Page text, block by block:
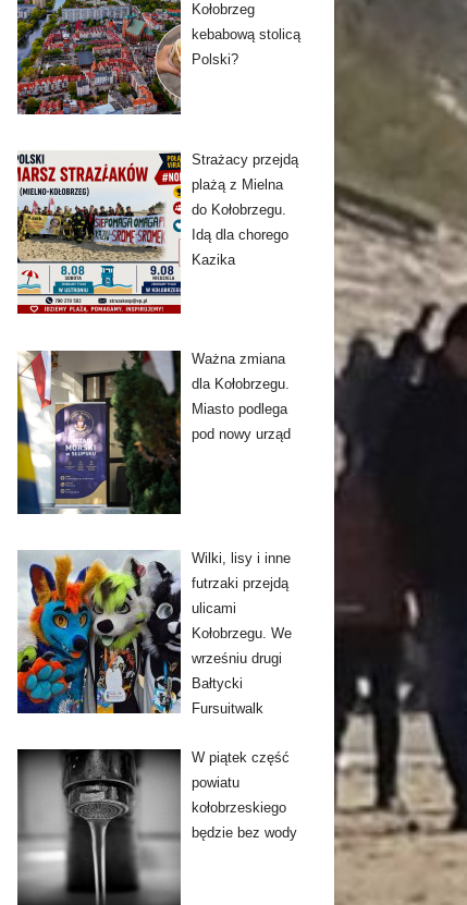
Kołobrzeg
kebabową stolicą
Polski?
Strażacy przejdą
plażą z Mielna
do Kołobrzegu.
Idą dla chorego
Kazika
Ważna zmiana
dla Kołobrzegu.
Miasto podlega
pod nowy urząd
Wilki, lisy i inne
futrzaki przejdą
ulicami
Kołobrzegu. We
wrześniu drugi
Bałtycki
Fursuitwalk
W piątek część
powiatu
kołobrzeskiego
będzie bez wody